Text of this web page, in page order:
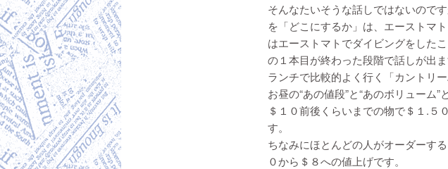
そんなたいそうな話しではないので
を「どこにするか」は、エーストマ
はエーストマトでダイビングをした
の１本目が終わった段階で話しが出
ランチで比較的よく行く「カントリ
お昼の“あの値段”と“あのボリューム”
＄１０前後くらいまでの物で＄１.５
す。
ちなみにほとんどの人がオーダーす
０から＄８への値上げです。